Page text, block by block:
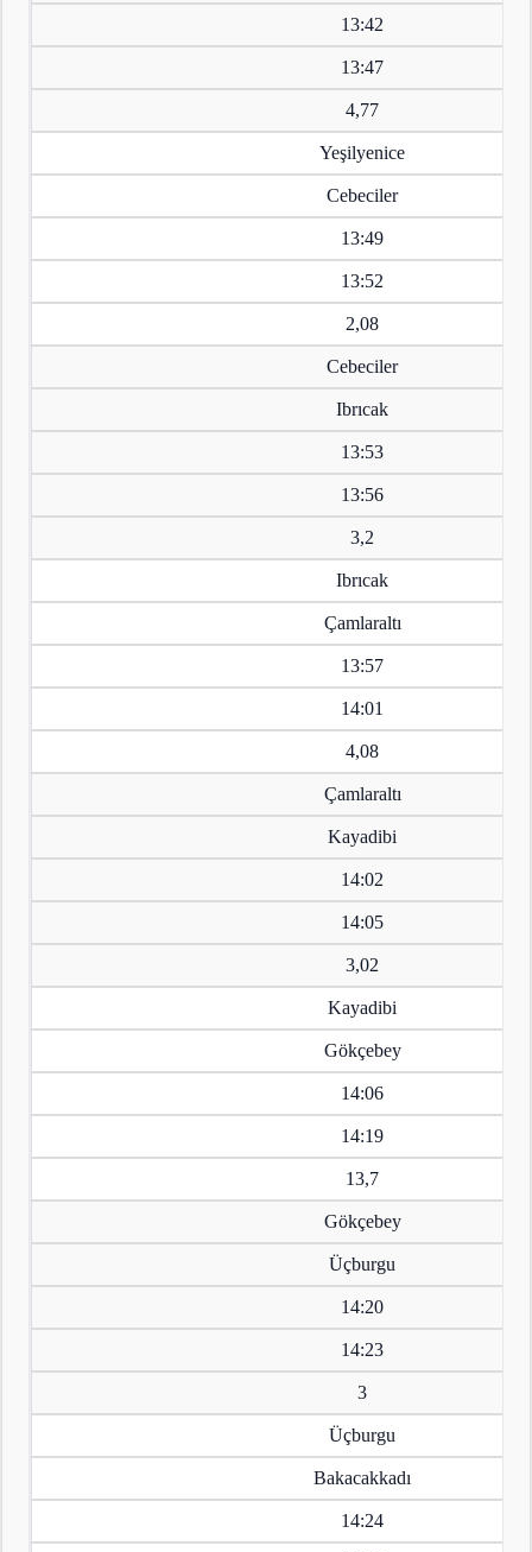
13:42
13:47
4,77
Yeşilyenice
Cebeciler
13:49
13:52
2,08
Cebeciler
Ibrıcak
13:53
13:56
3,2
Ibrıcak
Çamlaraltı
13:57
14:01
4,08
Çamlaraltı
Kayadibi
14:02
14:05
3,02
Kayadibi
Gökçebey
14:06
14:19
13,7
Gökçebey
Üçburgu
14:20
14:23
3
Üçburgu
Bakacakkadı
14:24